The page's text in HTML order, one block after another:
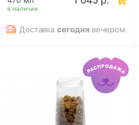
в наличии
Доставкасегодня вечером.